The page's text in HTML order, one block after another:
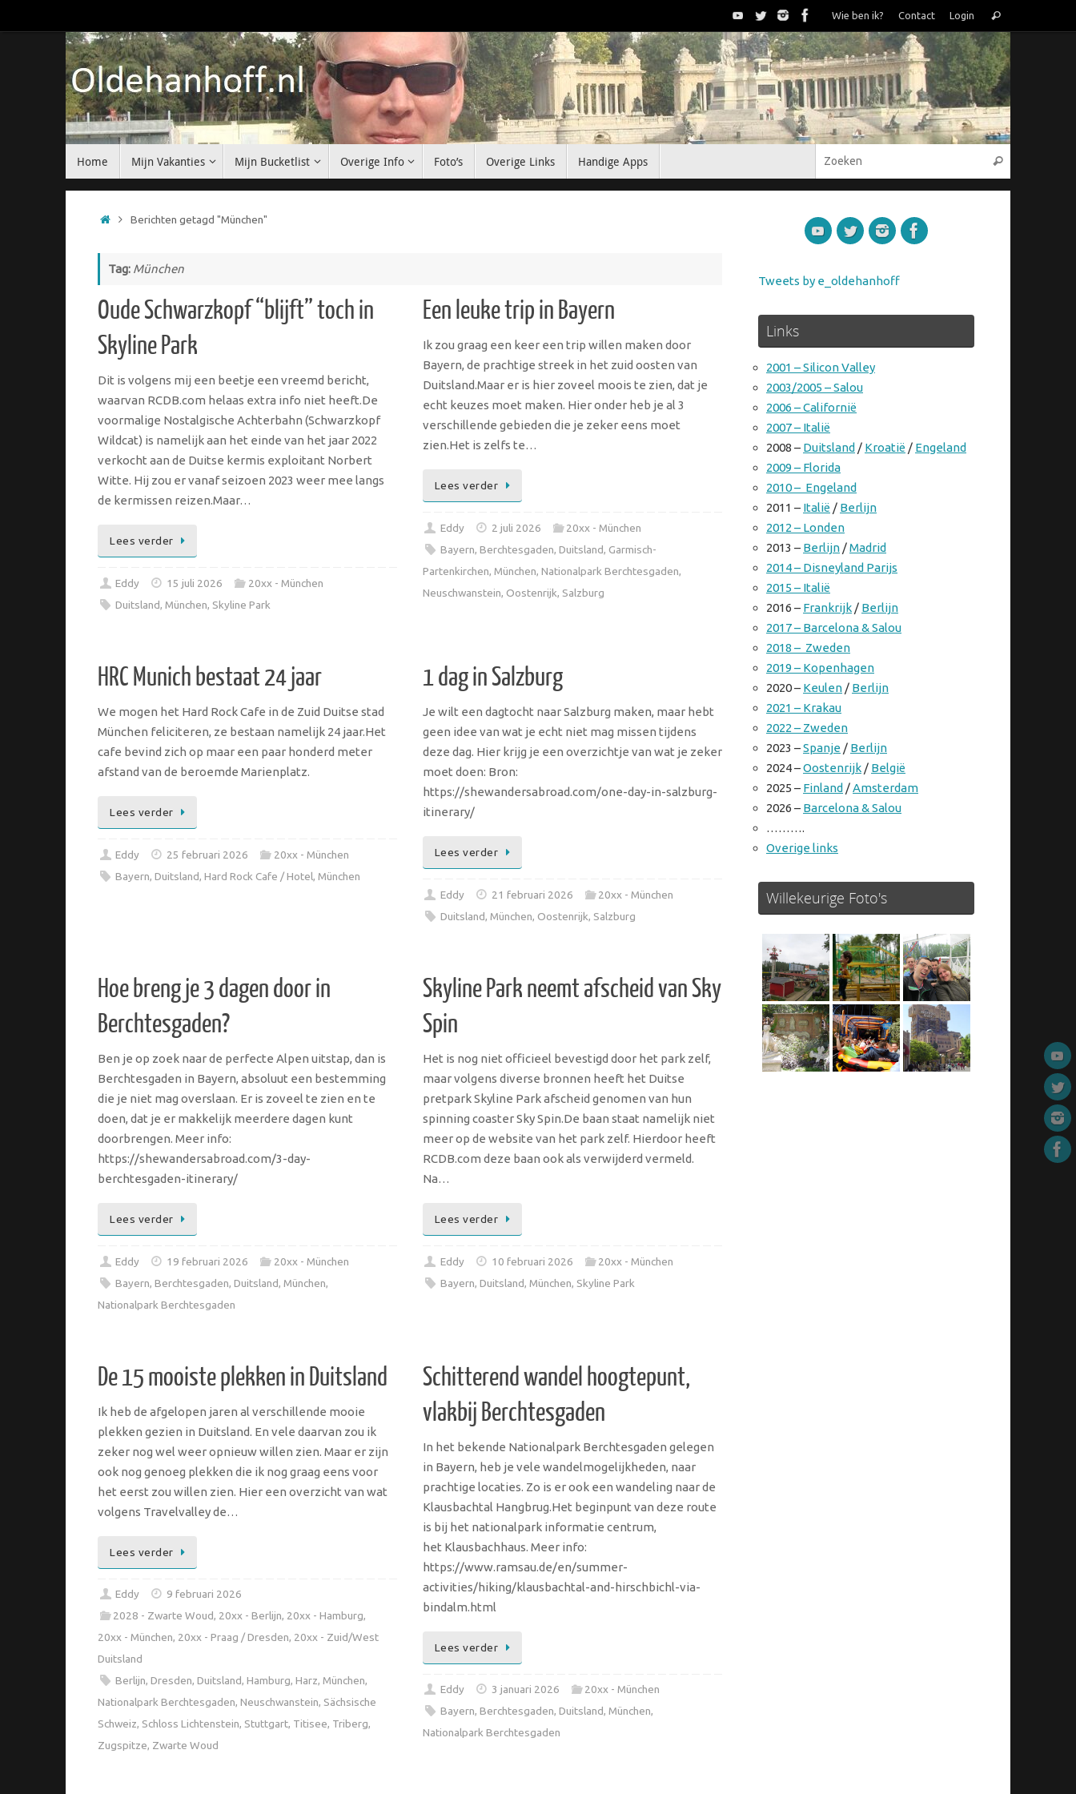
naar
Wie ben ik? Contact Login
naar:
Zoeken
naarHome Mijn Vakanties Mijn Bucketlist Overige Info Foto’s Overige Links Handige Apps Zoeken
HomeBerichten getagd "München"
Tag: München
Oude Schwarzkopf “blijft” toch in
Skyline Park
Dit is volgens mij een beetje een vreemd bericht,
waarvan RCDB.com helaas extra info niet heeft.De
voormalige Nostalgische Achterbahn (Schwarzkopf
Wildcat) is namelijk aan het einde van het jaar 2022
verkocht aan de Duitse kermis exploitant Norbert
Witte. Hij zou er vanaf seizoen 2023 weer mee langs
de kermissen reizen.Maar…
Lees verder
Eddy 15 juli 2026
20xx - München
Duitsland,München, Skyline Park
Een leuke trip in Bayern
Ik zou graag een keer een trip willen maken door
Bayern, de prachtige streek in het zuid oosten van
Duitsland.Maar er is hier zoveel moois te zien, dat je
echt keuzes moet maken. Hier onder heb je al 3
verschillende gebieden die je zeker eens moet
zien.Het is zelfs te…
Lees verder
Eddy 2 juli 2026
20xx - München
Bayern, Berchtesgaden, Duitsland, Garmisch-
Partenkirchen, München, Nationalpark Berchtesgaden,
Neuschwanstein, Oostenrijk, Salzburg
HRC Munich bestaat 24 jaar
We mogen het Hard Rock Cafe in de Zuid Duitse stad
München feliciteren, ze bestaan namelijk 24 jaar.Het
cafe bevind zich op maar een paar honderd meter
afstand van de beroemde Marienplatz.
Lees verder
Eddy 25 februari 2026
20xx - München
Bayern,Duitsland,Hard Rock Cafe / Hotel,München
1 dag in Salzburg
Je wilt een dagtocht naar Salzburg maken, maar hebt
geen idee van wat je echt niet mag missen tijdens
deze dag. Hier krijg je een overzichtje van wat je zeker
moet doen: Bron:
https://shewandersabroad.com/one-day-in-salzburg-
itinerary/
Lees verder
Eddy 21 februari 2026
20xx - München
Duitsland, München, Oostenrijk, Salzburg
Hoe breng je 3 dagen door in
Berchtesgaden?
Ben je op zoek naar de perfecte Alpen uitstap, dan is
Berchtesgaden in Bayern, absoluut een bestemming
die je niet mag overslaan. Er is zoveel te zien en te
doen, dat je er makkelijk meerdere dagen kunt
doorbrengen. Meer info:
https://shewandersabroad.com/3-day-
berchtesgaden-itinerary/
Lees verder
Eddy 19 februari 2026
20xx - München
Bayern,Berchtesgaden,Duitsland,München,
Nationalpark Berchtesgaden
Skyline Park neemt afscheid van Sky
Spin
Het is nog niet officieel bevestigd door het park zelf,
maar volgens diverse bronnen heeft het Duitse
pretpark Skyline Park afscheid genomen van hun
spinning coaster Sky Spin.De baan staat namelijk niet
meer op de website van het park zelf. Hierdoor heeft
RCDB.com deze baan ook als verwijderd vermeld.
Na…
Lees verder
Eddy 10 februari 2026
20xx - München
Bayern, Duitsland, München, Skyline Park
De 15 mooiste plekken in Duitsland
Ik heb de afgelopen jaren al verschillende mooie
plekken gezien in Duitsland. En vele daarvan zou ik
zeker nog wel weer opnieuw willen zien. Maar er zijn
ook nog genoeg plekken die ik nog graag eens voor
het eerst zou willen zien. Hier een overzicht van wat
volgens Travelvalley de…
Lees verder
Eddy
9 februari 2026
2028 - Zwarte Woud, 20xx - Berlijn, 20xx - Hamburg,
20xx - München, 20xx - Praag / Dresden, 20xx - Zuid/West
Duitsland
Berlijn,Dresden,Duitsland,Hamburg,Harz,München,
Nationalpark Berchtesgaden, Neuschwanstein, Sächsische
Schweiz, Schloss Lichtenstein, Stuttgart, Titisee, Triberg,
Zugspitze, Zwarte Woud
Schitterend wandel hoogtepunt,
vlakbij Berchtesgaden
In het bekende Nationalpark Berchtesgaden gelegen
in Bayern, heb je vele wandelmogelijkheden, naar
prachtige locaties. Zo is er ook een wandeling naar de
Klausbachtal Hangbrug.Het beginpunt van deze route
is bij het nationalpark informatie centrum,
het Klausbachhaus. Meer info:
https://www.ramsau.de/en/summer-
activities/hiking/klausbachtal-and-hirschbichl-via-
bindalm.html
Lees verder
Eddy 3 januari 2026
20xx - München
Bayern, Berchtesgaden, Duitsland, München,
Nationalpark Berchtesgaden
Tweets by e_oldehanhoff
Links
2001 – Silicon Valley
2003/2005 – Salou
2006 – Californië
2007 – Italië
2008 – Duitsland / Kroatië / Engeland
2009 – Florida
2010 – Engeland
2011 – Italië / Berlijn
2012 – Londen
2013 – Berlijn /Madrid
2014 – Disneyland Parijs
2015 – Italië
2016 – Frankrijk / Berlijn
2017 – Barcelona & Salou
2018 – Zweden
2019 – Kopenhagen
2020 – Keulen / Berlijn
2021 – Krakau
2022 – Zweden
2023 –Spanje / Berlijn
2024 –Oostenrijk / België
2025 – Finland /Amsterdam
2026 – Barcelona & Salou
……….
Overige links
Willekeurige Foto's